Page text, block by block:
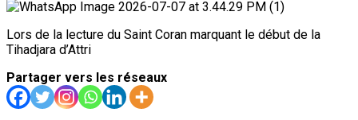
Lors de la lecture du Saint Coran marquant le début de la
Tihadjara d’Attri
Partager vers les réseaux